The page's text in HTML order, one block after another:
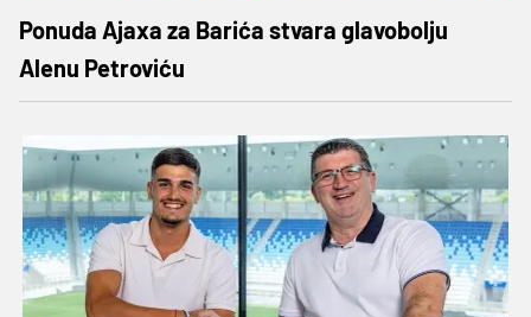
Ponuda Ajaxa za Barića stvara glavobolju
Alenu Petroviću